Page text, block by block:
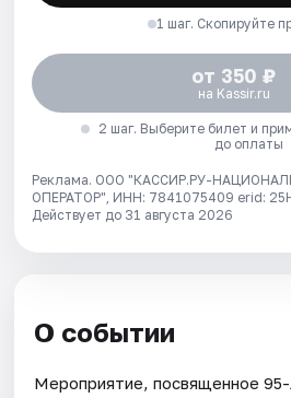
1 шаг. Скопируйте
от 350 ₽
на Kassir.ru
2 шаг. Выберите билет и
до оплаты
Реклама. ООО "КАССИР.РУ-
ОПЕРАТОР", ИНН: 7841075409 erid:
Действует до 31 августа 2026
О событии
Мероприятие, посвященное